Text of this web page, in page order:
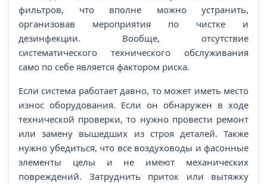
фильтров, что вполне можно устранить,
организовав мероприятия по чистке и
дезинфекции. Вообще, отсутствие
систематического технического обслуживания
само по себе является фактором риска.
Если система работает давно, то может иметь место
износ оборудования. Если он обнаружен в ходе
технической проверки, то нужно провести ремонт
или замену вышедших из строя деталей. Также
нужно убедиться, что все воздуховоды и фасонные
элементы целы и не имеют механических
повреждений. Затруднить приток или вытяжку